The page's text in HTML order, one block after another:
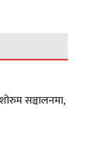
सञ्चालनमा,